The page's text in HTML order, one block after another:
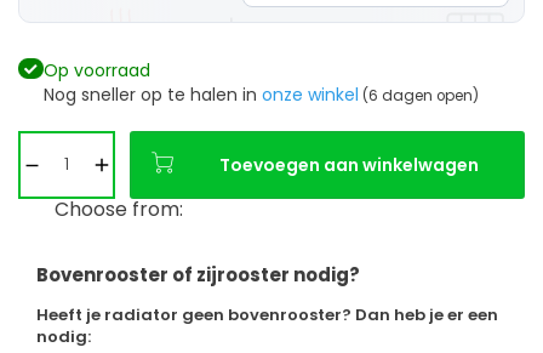
Op voorraad
Nog sneller op te halen in onze winkel (6 dagen open)
Toevoegen aan winkelwagen
Choose from:
Bovenrooster of zijrooster nodig?
Heeft je radiator geen bovenrooster? Dan heb je er een
nodig: